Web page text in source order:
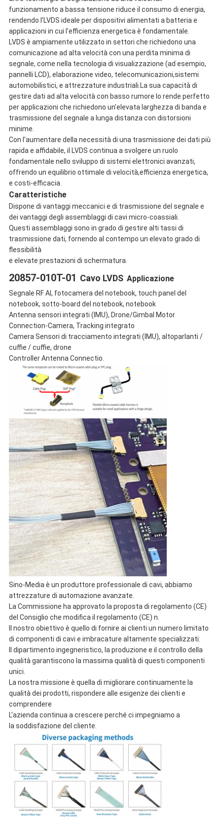
funzionamento a bassa tensione riduce il consumo di energia,
rendendo l'LVDS ideale per dispositivi alimentati a batteria e
applicazioni in cui l'efficienza energetica è fondamentale.
LVDS è ampiamente utilizzato in settori che richiedono una
comunicazione ad alta velocità con una perdita minima di
segnale, come nella tecnologia di visualizzazione (ad esempio,
pannelli LCD), elaborazione video, telecomunicazioni,sistemi
automobilistici, e attrezzature industriali.La sua capacità di
gestire dati ad alta velocità con basso rumore lo rende perfetto
per applicazioni che richiedono un'elevata larghezza di banda e
trasmissione del segnale a lunga distanza con distorsioni
minime.
Con l'aumentare della necessità di una trasmissione dei dati più
rapida e affidabile, il LVDS continua a svolgere un ruolo
fondamentale nello sviluppo di sistemi elettronici avanzati,
offrendo un equilibrio ottimale di velocità,efficienza energetica,
e costi-efficacia.
Caratteristiche
Dispone di vantaggi meccanici e di trasmissione del segnale e
dei vantaggi degli assemblaggi di cavi micro-coassiali.
Questi assemblaggi sono in grado di gestire alti tassi di
trasmissione dati, fornendo al contempo un elevato grado di
flessibilità
e elevate prestazioni di schermatura.
20857-010T-01 Cavo LVDS Applicazione
Segnale RF AI, fotocamera del notebook, touch panel del
notebook, sotto-board del notebook, notebook
Antenna sensori integrati (IMU), Drone/Gimbal Motor
Connection-Camera, Tracking integrato
Camera Sensori di tracciamento integrati (IMU), altoparlanti /
cuffie / cuffie, drone
Controller Antenna Connectio.
Sino-Media è un produttore professionale di cavi, abbiamo
attrezzature di automazione avanzate.
La Commissione ha approvato la proposta di regolamento (CE)
del Consiglio che modifica il regolamento (CE) n.
Il nostro obiettivo è quello di fornire ai clienti un numero limitato
di componenti di cavi e imbracature altamente specializzati.
Il dipartimento ingegneristico, la produzione e il controllo della
qualità garantiscono la massima qualità di questi componenti
unici.
La nostra missione è quella di migliorare continuamente la
qualità dei prodotti, rispondere alle esigenze dei clienti e
comprendere
L'azienda continua a crescere perché ci impegniamo a
la soddisfazione del cliente.